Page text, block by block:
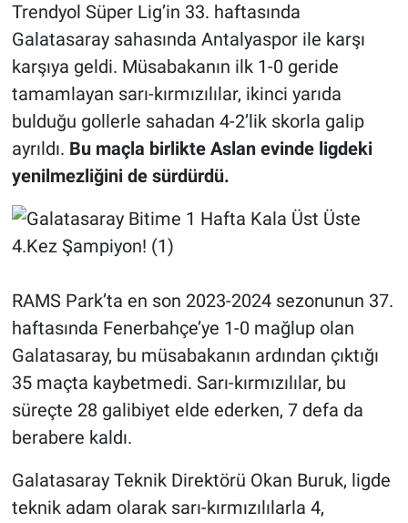
Trendyol Süper Lig’in 33. haftasında
Galatasaray sahasında Antalyaspor ile karşı
karşıya geldi. Müsabakanın ilk 1-0 geride
tamamlayan sarı-kırmızılılar, ikinci yarıda
bulduğu gollerle sahadan 4-2’lik skorla galip
ayrıldı. Bu maçla birlikte Aslan evinde ligdeki
yenilmezliğini de sürdürdü.
RAMS Park’ta en son 2023-2024 sezonunun 37.
haftasında Fenerbahçe’ye 1-0 mağlup olan
Galatasaray, bu müsabakanın ardından çıktığı
35 maçta kaybetmedi. Sarı-kırmızılılar, bu
süreçte 28 galibiyet elde ederken, 7 defa da
berabere kaldı.
Galatasaray Teknik Direktörü Okan Buruk, ligde
teknik adam olarak sarı-kırmızılılarla 4,